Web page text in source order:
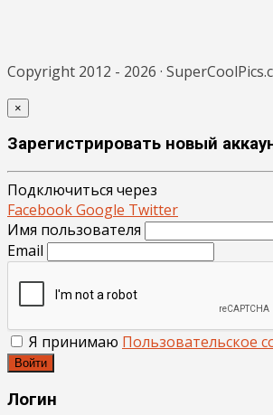
Copyright 2012 - 2026 ·
×
Зарегистрировать новый
Подключиться через
FacebookGoogle Twitter
Имя пользователя
Email
Я принимаю Пользовательское
Войти
Логин